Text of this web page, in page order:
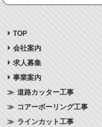
TOP
会社案内
事業案内
道路カッター工事
コアーボーリング工事
ラインカット工事
求人募集